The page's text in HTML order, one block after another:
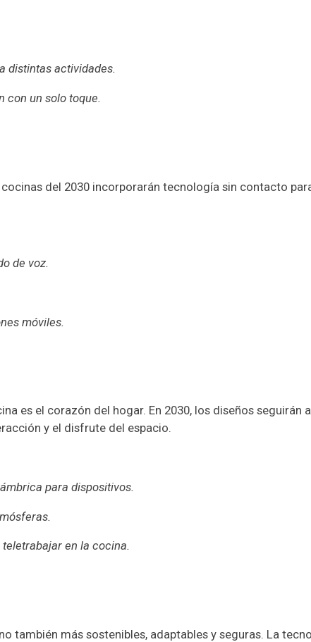
distintas actividades.
con un solo toque.
del 2030 incorporarán tecnología sin contacto
de voz.
móviles.
es el corazón del hogar. En 2030, los diseños
y el disfrute del espacio.
para dispositivos.
en la cocina.
también más sostenibles, adaptables y seguras. La